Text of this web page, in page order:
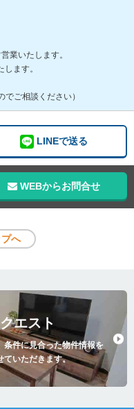
業いたします。
ます。
でご相談ください）
LINEで送る
WEBからお問合せ
へ
エスト
条件に見合った物件情報を
ていただきます。